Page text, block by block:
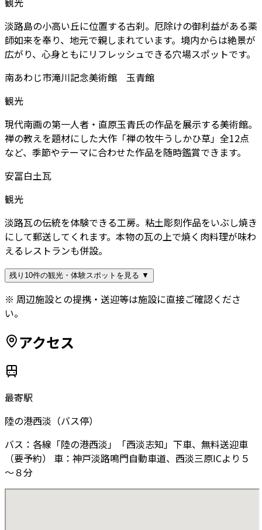
淡路島の小高い丘に位置する古刹。厄除けの御利益がある薬
師如来を奉り、地元で親しまれています。境内からは絶景が
広がり、心身ともにリフレッシュできる穴場スポットです。
南あわじ市滝川記念美術館 玉青館
観光
現代南画の第一人者・直原玉青氏の作品を展示する美術館。
禅の教えを題材にした大作「禅の牧牛うしかひ草」全12点
など、季節やテーマに合わせた作品を随時鑑賞できます。
安冨白土瓦
観光
淡路瓦の伝統を体験できる工房。粘土彫刻作品をいぶし焼き
にして郵送してくれます。本物の瓦の上で焼く肉料理が味わ
えるレストランも併設。
残り10件の観光・体験スポットを見る ▼
※ 周辺施設との提携・送迎等は施設に直接ご確認くださ
い。
アクセス
最寄駅
陸の港西淡（バス停）
バス：各線「陸の港西淡」「西淡志知」下車、無料送迎車
（要予約） 車：神戸淡路鳴門自動車道、西淡三原ICより５
～８分